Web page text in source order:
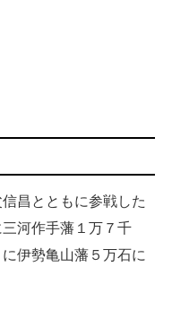
昌とともに参戦した
河作手藩１万７千
伊勢亀山藩５万石に